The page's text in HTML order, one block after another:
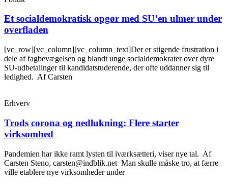
Et socialdemokratisk opgør med SU’en ulmer under
overfladen
[vc_row][vc_column][vc_column_text]Der er stigende frustration i
dele af fagbevægelsen og blandt unge socialdemokrater over dyre
SU-udbetalinger til kandidatstuderende, der ofte uddanner sig til
ledighed. Af Carsten
Erhverv
Trods corona og nedlukning: Flere starter
virksomhed
Pandemien har ikke ramt lysten til iværksætteri, viser nye tal. Af
Carsten Steno, carsten@indblik.net Man skulle måske tro, at færre
ville etablere nye virksomheder under